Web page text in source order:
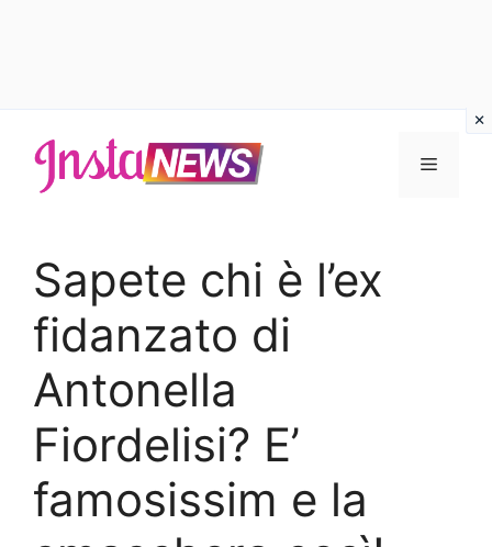
contenuto
Menu
Sapete chi è l’ex
fidanzato di
Antonella
Fiordelisi? E’
famosissim e la